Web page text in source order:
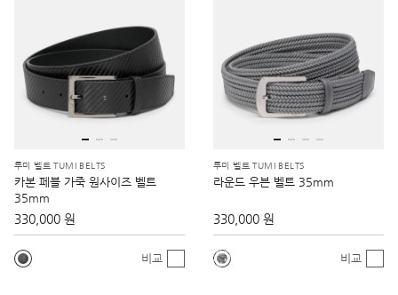
투미 벨트 TUMI BELTS
카본 페블 가죽 원사이즈 벨트
35mm
330,000 원
비교
투미 벨트 TUMI BELTS
라운드 우븐 벨트 35mm
330,000 원
비교